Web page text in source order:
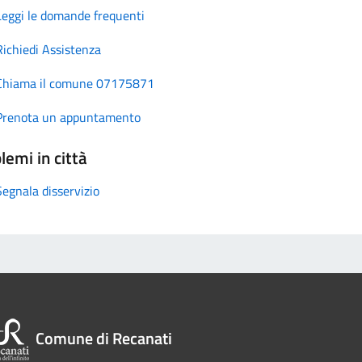
le domande frequenti
Assistenza
il comune 07175871
un appuntamento
in città
disservizio
Comune di Recanati